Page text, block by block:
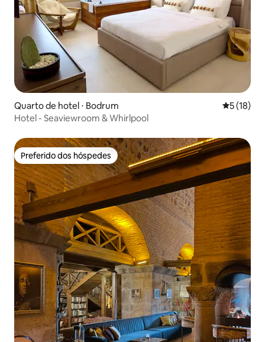
Quarto de hotel ⋅ Bodrum 5 de uma
5 (18)
Hotel - Seaviewroom & Whirlpool
Preferido dos hóspedes
Preferido dos hóspedes